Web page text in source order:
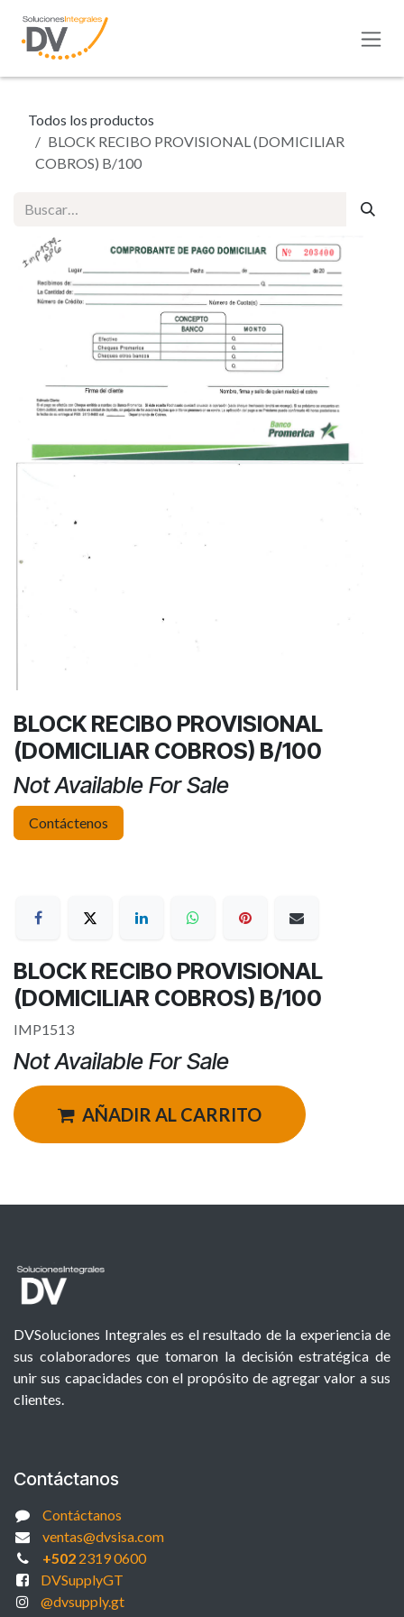
Todos los productos
BLOCK RECIBO PROVISIONAL (DOMICILIAR
COBROS) B/100
BLOCK RECIBO PROVISIONAL
(DOMICILIAR COBROS) B/100
Not Available For Sale
Contáctenos
BLOCK RECIBO PROVISIONAL
(DOMICILIAR COBROS) B/100
IMP1513
Not Available For Sale
AÑADIR AL CARRITO
DVSoluciones Integrales es el resultado de la experiencia de
sus colaboradores que tomaron la decisión estratégica de
unir sus capacidades con el propósito de agregar valor a sus
clientes.
Contáctanos
Contáctanos
ventas@dvsisa.com
+5022319 0600
DVSupplyGT
@dvsupply.gt